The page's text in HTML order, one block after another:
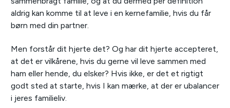
aldrig kan komme til at leve i en kernefamilie, hvis du får
børn med din partner.
Men forstår dit hjerte det? Og har dit hjerte accepteret,
at det er vilkårene, hvis du gerne vil leve sammen med
ham eller hende, du elsker? Hvis ikke, er det et rigtigt
godt sted at starte, hvis I kan mærke, at der er ubalancer
i jeres familieliv.